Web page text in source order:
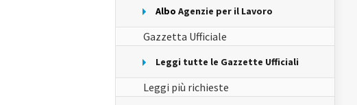
Albo Agenzie per il Lavoro
Gazzetta Ufficiale
Leggi tutte le Gazzette Ufficiali
Leggi più richieste